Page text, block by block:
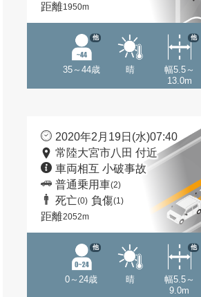
距離1950m
35～44歳
他
晴
幅5.5～
13.0m
他
2020年2月19日(水)07:40
常陸大宮市八田 付近
車両相互 小破事故
普通乗用車(2)
死亡(0) 負傷(1)
距離2052m
0～24歳
他
晴
幅5.5～
9.0m
他